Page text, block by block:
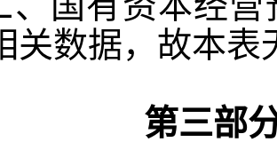
关数据，故本表
第三部